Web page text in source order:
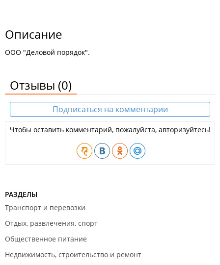
Описание
ООО "Деловой порядок".
Отзывы (0)
Подписаться на комментарии
Чтобы оставить комментарий, пожалуйста, авторизуйтесь!
РАЗДЕЛЫ
Транспорт и перевозки
Отдых, развлечения, спорт
Общественное питание
Недвижимость, строительство и ремонт